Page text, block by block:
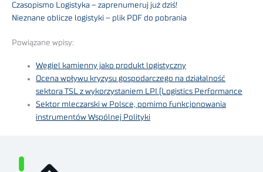
Czasopismo Logistyka – zaprenumeruj już dziś!
Nieznane oblicze logistyki – plik PDF do pobrania
Powiązane wpisy:
Węgiel kamienny jako produkt logistyczny
Ocena wpływu kryzysu gospodarczego na działalność
sektora TSL z wykorzystaniem LPI (Logistics Performance
Sektor mleczarski w Polsce, pomimo funkcjonowania
instrumentów Wspólnej Polityki